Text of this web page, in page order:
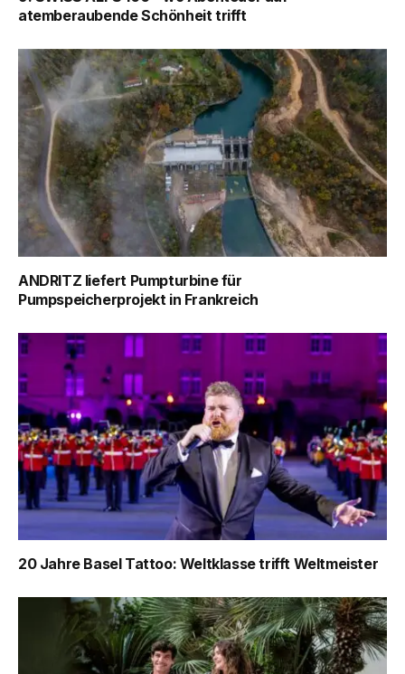
atemberaubende Schönheit trifft
ANDRITZ liefert Pumpturbine für
Pumpspeicherprojekt in Frankreich
20 Jahre Basel Tattoo: Weltklasse trifft Weltmeister